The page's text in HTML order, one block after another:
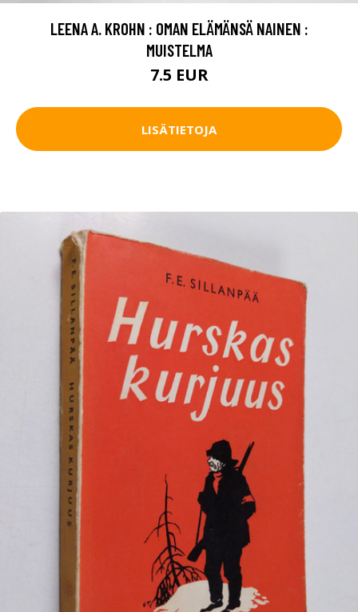
LEENA A. KROHN : OMAN ELÄMÄNSÄ NAINEN :
MUISTELMA
7.5 EUR
LISÄTIETOJA